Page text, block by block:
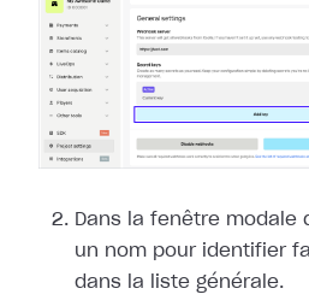
Dans la fenêtre modale
un nom pour identifier
dans la liste générale.